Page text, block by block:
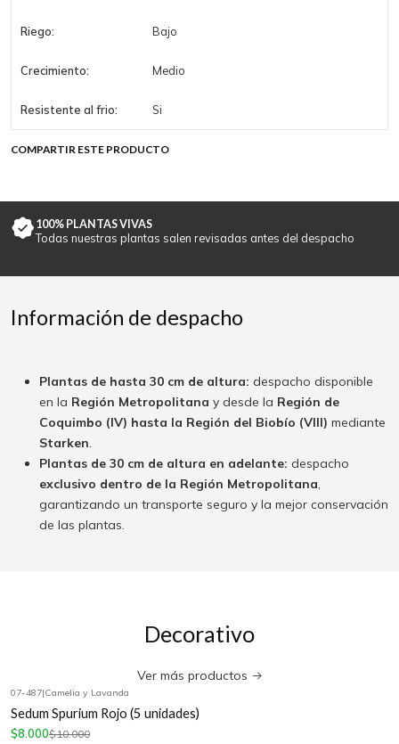
Riego: Bajo
Crecimiento: Medio
Resistente al frio: Si
COMPARTIR ESTE PRODUCTO
100% PLANTAS VIVAS
Todas nuestras plantas salen revisadas antes del despacho
Información de despacho
Plantas de hasta 30 cm de altura: despacho disponible
en la Región Metropolitana y desde la Región de
Coquimbo (IV) hasta la Región del Biobío (VIII) mediante
Starken.
Plantas de 30 cm de altura en adelante: despacho
exclusivo dentro de la Región Metropolitana,
garantizando un transporte seguro y la mejor conservación
de las plantas.
Decorativo
Ver más productos
07-487|Camelia y Lavanda
Sedum Spurium Rojo (5 unidades)
$8.000$10.000